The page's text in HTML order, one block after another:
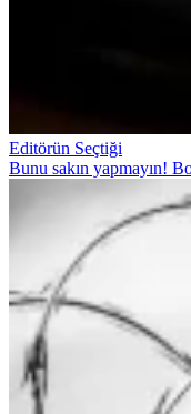
Editörün Seçtiği
Bunu sakın yapmayın!